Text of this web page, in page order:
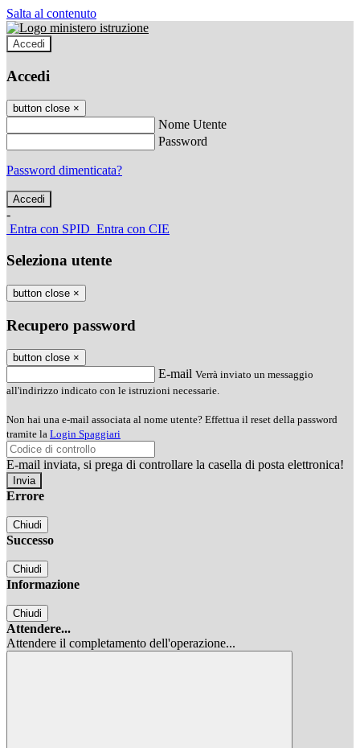
Salta al contenuto
Accedi
Accedi
button close ×
Nome Utente
Password
Password dimenticata?
-
Entra con SPID Entra con CIE
Seleziona utente
button close ×
Recupero password
button close ×
E-mail Verrà inviato un messaggio
all'indirizzo indicato con le istruzioni necessarie.
Non hai una e-mail associata al nome utente? Effettua il reset della password
tramite la Login Spaggiari
E-mail inviata, si prega di controllare la casella di posta elettronica!
Errore
Chiudi
Successo
Chiudi
Informazione
Chiudi
Attendere...
Attendere il completamento dell'operazione...